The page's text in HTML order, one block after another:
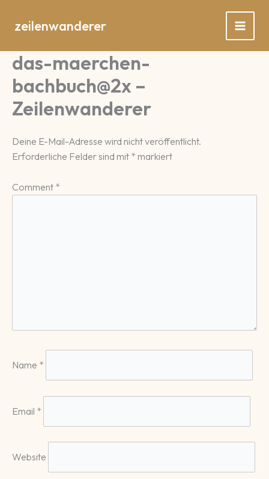
Inhaltzeilenwanderer
das-maerchen-
bachbuch@2x –
Zeilenwanderer
Deine E-Mail-Adresse wird nicht veröffentlicht.
Erforderliche Felder sind mit * markiert
Comment *
Name *
Email *
Website